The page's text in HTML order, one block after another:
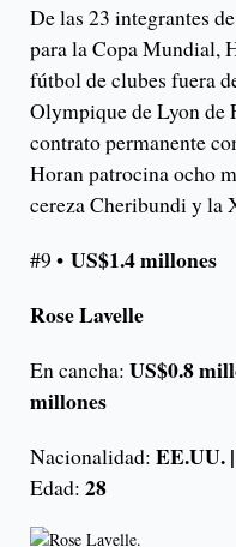
De las 23 integrantes
para la Copa Mundial,
fútbol de clubes fuera
Olympique de Lyon de
contrato permanente
Horan patrocina ocho
cereza Cheribundi y la
#9 • US$1.4 millones
Rose Lavelle
En cancha: US$0.8
millones
Nacionalidad: EE.UU. |
Edad: 28